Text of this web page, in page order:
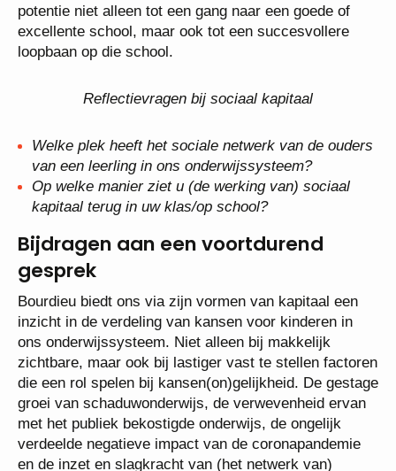
potentie niet alleen tot een gang naar een goede of
excellente school, maar ook tot een succesvollere
loopbaan op die school.
Reflectievragen bij sociaal kapitaal
Welke plek heeft het sociale netwerk van de ouders
van een leerling in ons onderwijssysteem?
Op welke manier ziet u (de werking van) sociaal
kapitaal terug in uw klas/op school?
Bijdragen aan een voortdurend
gesprek
Bourdieu biedt ons via zijn vormen van kapitaal een
inzicht in de verdeling van kansen voor kinderen in
ons onderwijssysteem. Niet alleen bij makkelijk
zichtbare, maar ook bij lastiger vast te stellen factoren
die een rol spelen bij kansen(on)gelijkheid. De gestage
groei van schaduwonderwijs, de verwevenheid ervan
met het publiek bekostigde onderwijs, de ongelijk
verdeelde negatieve impact van de coronapandemie
en de inzet en slagkracht van (het netwerk van)